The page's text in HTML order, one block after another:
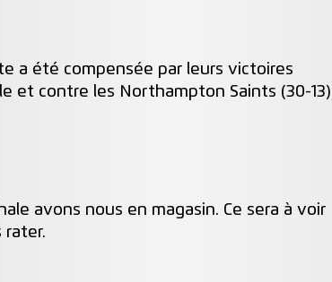
a été compensée par leurs victoires
et contre les Northampton Saints (30-13)
avons nous en magasin. Ce sera à voir
rater.